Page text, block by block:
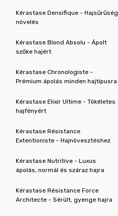
Kérastase Densifique - Hajsűrűség
növelés
Kérastase Blond Absolu - Ápolt
szőke hajért
Kérastase Chronologiste -
Prémium ápolás minden hajtípusra
Kérastase Elixir Ultime - Tökéletes
hajfényért
Kérastase Résistance
Extentioniste - Hajnövesztéshez
Kérastase Nutritive - Luxus
ápolás, normál és száraz hajra
Kérastase Résistance Force
Architecte - Sérült, gyenge hajra